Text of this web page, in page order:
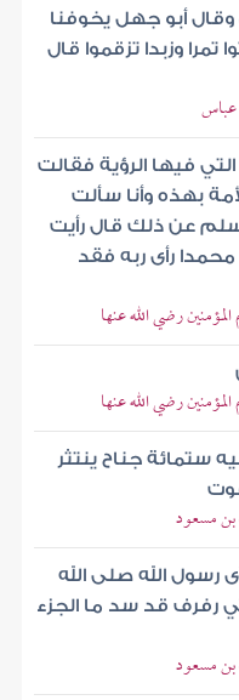
أبو جهل يخوفنا
وزبدا تزقموا قال
عباس
فيها الرؤية فقالت
بهذه وأنا سألت
عن ذلك قال رأيت
رأى ربه فقد
رضي الله عنها
رضي الله عنها
ستمائة جناح ينتثر
بن مسعود
رسول الله صلى الله
رفرف قد سد ما الجزء
بن مسعود